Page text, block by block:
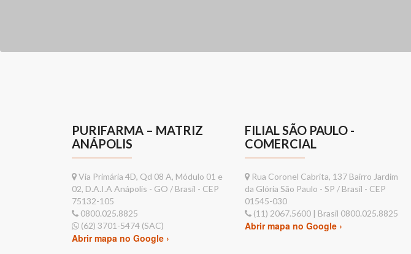
PURIFARMA – MATRIZ
ANÁPOLIS
Via Primária 4D, Qd 08 A, Módulo 01 e
02, D.A.I.A Anápolis - GO / Brasil - CEP
75132-105
0800.025.8825
(62) 3701-5474 (SAC)
Abrir mapa no Google ›
FILIAL SÃO PAULO -
COMERCIAL
Rua Coronel Cabrita, 137 Bairro Jardim
da Glória São Paulo - SP / Brasil - CEP
01545-030
(11) 2067.5600 | Brasil 0800.025.8825
Abrir mapa no Google ›